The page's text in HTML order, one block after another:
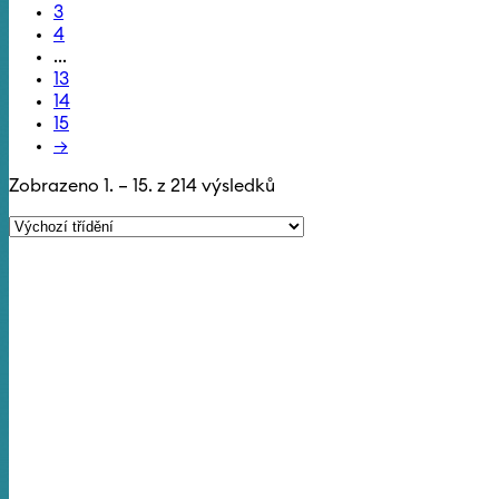
3
4
...
13
14
15
→
Zobrazeno 1. – 15. z 214 výsledků